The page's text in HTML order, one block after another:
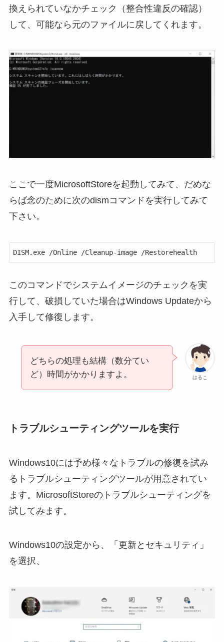
換えられていなかチェック（整合性違反の確認）
して、可能なら元のファイルに戻してくれます。
ここで一度MicrosoftStoreを起動してみて、だめな
らば念のために次のdismコマンドを実行してみて
下さい。
DISM.exe /Online /Cleanup-image /Restorehealth
このコマンドでシステムイメージのチェックを実
行して、破損していた場合はWindows Updateから
入手して修復します。
はるこ
どちらの処理も結構（数分てい
ど）時間がかかりますよ。
トラブルシューティングツールを実行
Windows10には予め様々なトラブルの修復を試み
るトラブルシューティングツールが用意されてい
ます。MicrosoftStoreのトラブルシューティングを
試してみます。
Windows10の設定から、「更新とセキュリティ」
を選択、